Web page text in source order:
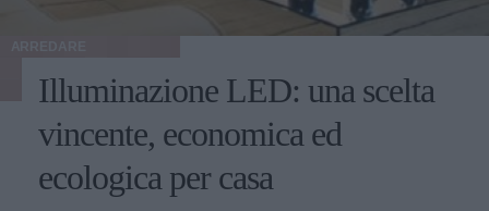
Illuminazione LED: una scelta
vincente, economica ed
ecologica per casa